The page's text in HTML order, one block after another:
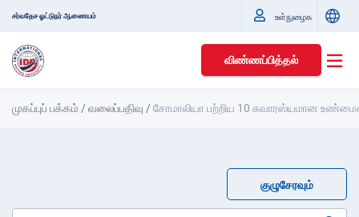
சர்வதேச ஓட்டுநர் ஆணையம் உள்நுழைக
விண்ணப்பித்தல்
முகப்புப் பக்கம் /வலைப்பதிவு /சோமாலியா பற்றிய 10 சுவாரஸ்யமான
குழுசேரவும்